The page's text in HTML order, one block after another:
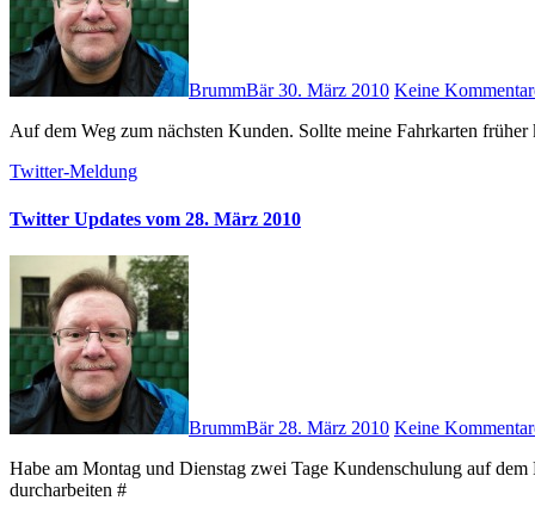
BrummBär30. März 2010 Keine
Auf dem Weg zum nächsten Kunden. Sollte meine Fahrkarten
Twitter-Meldung
Twitter Updates vom 28. März 2010
BrummBär 28. März 2010 Keine
Habe am Montag und Dienstag zwei Tage Kundenschulung auf dem Programm. Der 1. Tag ist nun fertig. Jetzt nur noch die Beispiele
durcharbeiten #